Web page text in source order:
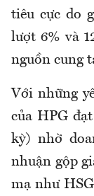
tiêu cực do
lượt 6% và
nguồn cung
Với những
của HPG
kỳ) nhờ
nhuận gộp
mạ như